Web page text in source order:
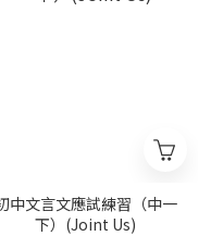
中文言文應試練習（中一
下）(Joint Us)